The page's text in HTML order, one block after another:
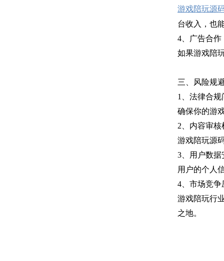
游戏陪玩源
台收入，也
4、广告合作
如果游戏陪
三、风险规
1、法律合规
确保你的游
2、内容审核
游戏陪玩源
3、用户数据
用户的个人
4、市场竞争
游戏陪玩行
之地。